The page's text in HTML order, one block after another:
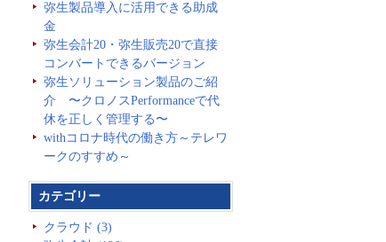
弥生製品導入に活用できる助成
金
弥生会計20・弥生販売20で直接
コンバートできるバージョン
弥生ソリューション製品のご紹
介 〜クロノスPerformanceで代
休を正しく管理する〜
withコロナ時代の働き方～テレワ
ークのすすめ～
カテゴリー
クラウド (3)